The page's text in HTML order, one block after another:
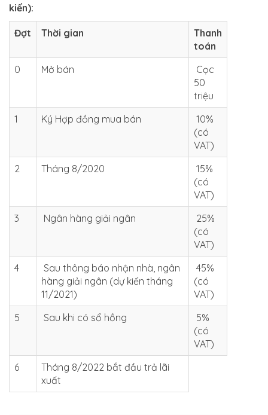
kiến):
Đợt Thời gian
Thanh
toán
0
Mở bán
Cọc
50
triệu
1
Ký Hợp đồng mua bán
10%
(có
VAT)
2
Tháng 8/2020
15%
(có
VAT)
3
Ngân hàng giải ngân
25%
(có
VAT)
4
Sau thông báo nhận nhà, ngân
hàng giải ngân (dự kiến tháng
11/2021)
45%
(có
VAT)
5
Sau khi có sổ hồng
5%
(có
VAT)
6
Tháng 8/2022 bắt đầu trả lãi
xuất